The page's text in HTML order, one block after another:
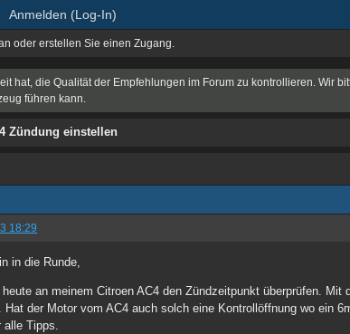
Anmelden (Log-In)
oder erstellen Sie einen Zugang.
hat, die Qualität der Empfehlungen im Forum zu kontrollieren.
führen kann.
Zündung einstellen
18:29
in die Runde,
an meinem Citroen AC4 den Zündzeitpunkt überprüfen.
Hat der Motor vom AC4 auch solch eine Kontrollöffnung wo ein
alle Tipps.